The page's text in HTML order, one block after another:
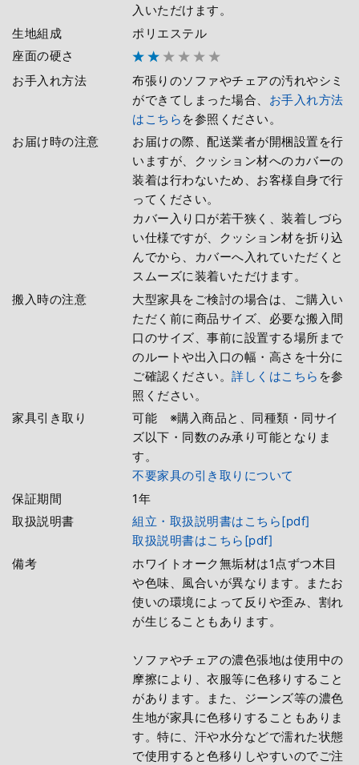
入いただけます。
生地組成
ポリエステル
座面の硬さ
お手入れ方法
布張りのソファやチェアの汚れやシミ
ができてしまった場合、 お手入れ方法
はこちら を参照ください。
お届け時の注意
お届けの際、配送業者が開梱設置を行
いますが、クッション材へのカバーの
装着は行わないため、お客様自身で行
ってください。
カバー入り口が若干狭く、装着しづら
い仕様ですが、クッション材を折り込
んでから、カバーへ入れていただくと
スムーズに装着いただけます。
搬入時の注意
大型家具をご検討の場合は、ご購入い
ただく前に商品サイズ、必要な搬入間
口のサイズ、事前に設置する場所まで
のルートや出入口の幅・高さを十分に
ご確認ください。詳しくはこちら を参
照ください。
家具引き取り
可能 ※購入商品と、同種類・同サイ
ズ以下・同数のみ承り可能となりま
す。
不要家具の引き取りについて
保証期間
1年
取扱説明書
組立・取扱説明書はこちら[pdf]
取扱説明書はこちら[pdf]
備考
ホワイトオーク無垢材は1点ずつ木目
や色味、風合いが異なります。またお
使いの環境によって反りや歪み、割れ
が生じることもあります。
ソファやチェアの濃色張地は使用中の
摩擦により、衣服等に色移りすること
があります。また、ジーンズ等の濃色
生地が家具に色移りすることもありま
す。特に、汗や水分などで濡れた状態
で使用すると色移りしやすいのでご注